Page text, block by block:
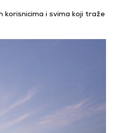
korisnicima i svima koji traže